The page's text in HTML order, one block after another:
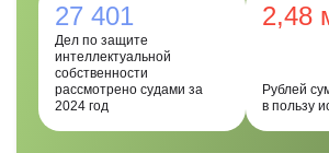
27 401
Дел по защите
интеллектуальной
собственности
рассмотрено судами за
2024 год
2,48
Рублей
в пользу